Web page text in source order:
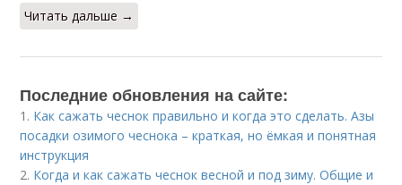
Читать дальше →
Последние обновления на сайте:
1. Как сажать чеснок правильно и когда это сделать. Азы
посадки озимого чеснока – краткая, но ёмкая и понятная
инструкция
2. Когда и как сажать чеснок весной и под зиму. Общие и